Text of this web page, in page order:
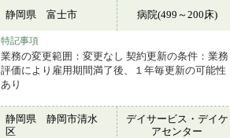
静岡県 富士市 病院(499～200床)
特記事項
業務の変更範囲：変更なし 契約更新の条件：業務
評価により雇用期間満了後、１年毎更新の可能性
あり
静岡県 静岡市清水
区
デイサービス・デイケ
アセンター